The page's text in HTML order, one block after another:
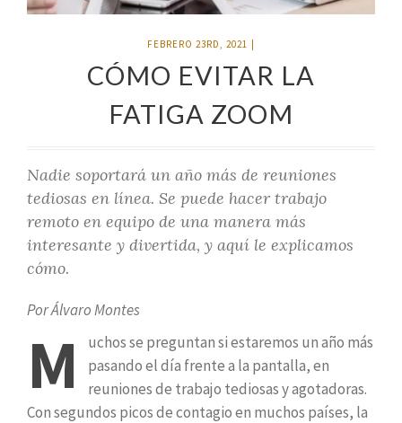
FEBRERO 23RD, 2021
CÓMO EVITAR LA
FATIGA ZOOM
Nadie soportará un año más de reuniones
tediosas en línea. Se puede hacer trabajo
remoto en equipo de una manera más
interesante y divertida, y aquí le explicamos
cómo.
Por Álvaro Montes
M
uchos se preguntan si estaremos un año más
pasando el día frente a la pantalla, en
reuniones de trabajo tediosas y agotadoras.
Con segundos picos de contagio en muchos países, la